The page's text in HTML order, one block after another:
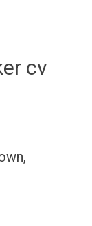
cv